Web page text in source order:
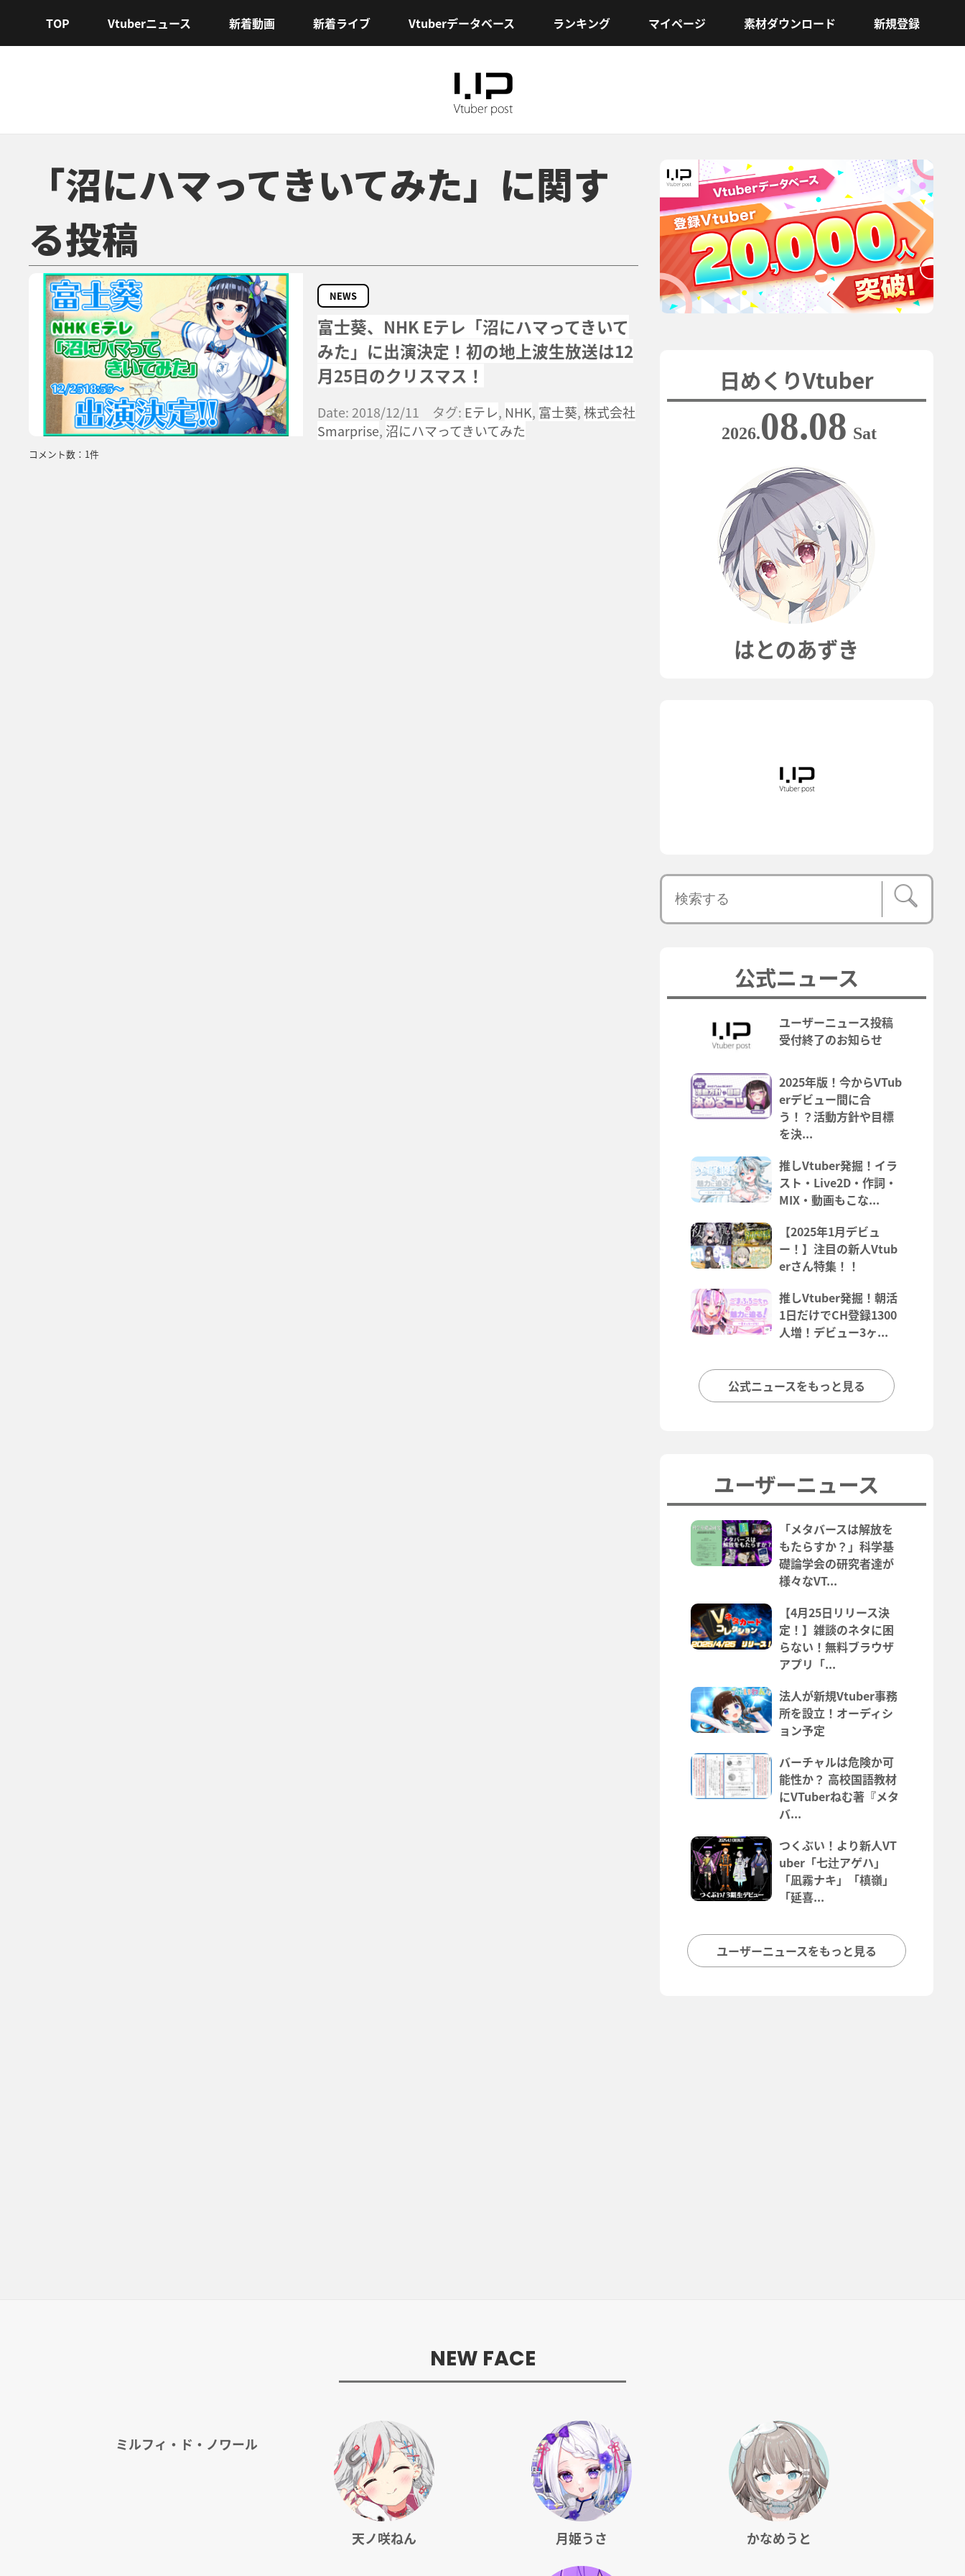
TOP Vtuberニュース 新着動画 新着ライブ Vtuberデータベース ランキング マイページ 素材ダウンロード 新規登録
「沼にハマってきいてみた」に関す
る投稿
NEWS
富士葵、NHK Eテレ「沼にハマってきいて
みた」に出演決定！初の地上波生放送は12
月25日のクリスマス！
Date: 2018/12/11 タグ: Eテレ, NHK, 富士葵,株式会社
Smarprise, 沼にハマってきいてみた
コメント数：1件
日めくりVtuber
2026.08.08 Sat
はとのあずき
公式ニュース
ユーザーニュース投稿
受付終了のお知らせ
2025年版！今からVTub
erデビュー間に合
う！？活動方針や目標
を決...
推しVtuber発掘！イラ
スト・Live2D・作詞・
MIX・動画もこな...
【2025年1月デビュ
ー！】注目の新人Vtub
erさん特集！！
推しVtuber発掘！朝活
1日だけでCH登録1300
人増！デビュー3ヶ...
公式ニュースをもっと見る
ユーザーニュース
「メタバースは解放を
もたらすか？」科学基
礎論学会の研究者達が
様々なVT...
【4月25日リリース決
定！】雑談のネタに困
らない！無料ブラウザ
アプリ「...
法人が新規Vtuber事務
所を設立！オーディシ
ョン予定
バーチャルは危険か可
能性か？ 高校国語教材
にVTuberねむ著『メタ
バ...
つくぶい！より新人VT
uber「七辻アゲハ」
「凪霧ナキ」「槙嶺」
「延喜...
ユーザーニュースをもっと見る
NEW FACE
ミルフィ・ド・ノワール
天ノ咲ねん 月姫うさ かなめうと